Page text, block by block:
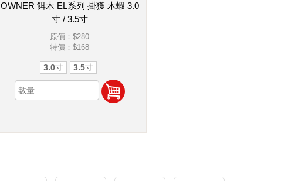
OWNER 餌木 EL系列 掛獲 木蝦 3.0
寸 / 3.5寸
原價：$280
特價：$168
3.0寸 3.5寸